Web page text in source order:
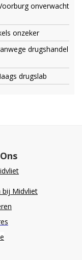
onverwacht
onzeker
drugshandel
drugslab
bij Midvliet